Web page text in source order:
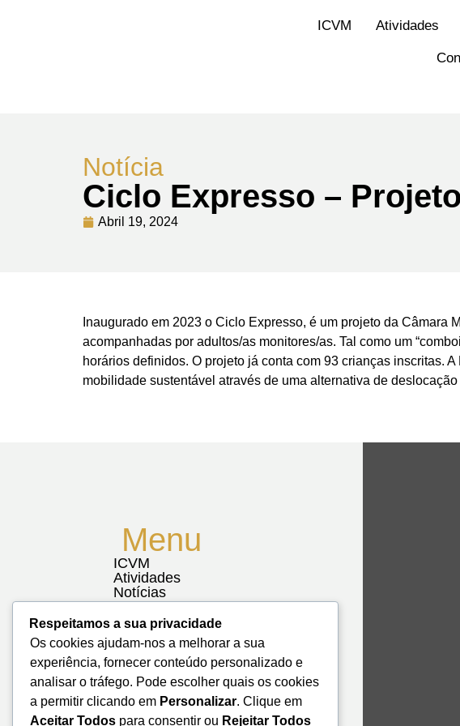
ICVM Atividades
Notícia
Ciclo Expresso –
Abril 19, 2024
Inaugurado em 2023 o Ciclo Expresso, é um projeto da
acompanhadas por adultos/as monitores/as. Tal como um
horários definidos. O projeto já conta com 93 crianças inscritas.
mobilidade sustentável através de uma alternativa de
Menu
ICVM
Atividades
Notícias
Biblioteca
Contactos
Mapa do Site
Respeitamos a sua privacidade
Os cookies ajudam-nos a melhorar a sua
experiência, fornecer conteúdo personalizado e
analisar o tráfego. Pode escolher quais os cookies
a permitir clicando em Personalizar. Clique em
Aceitar Todos para consentir ou Rejeitar Todos